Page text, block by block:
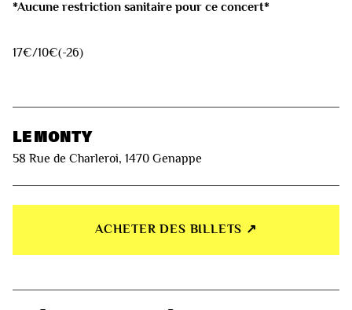
*Aucune restriction sanitaire pour ce concert*
17€/10€(-26)
LE MONTY
58 Rue de Charleroi, 1470 Genappe
ACHETER DES BILLETS ↗︎